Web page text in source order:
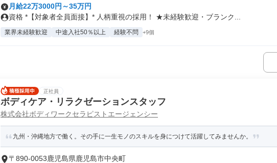
月給22万3000円～35万円
資格 *【対象者全員面接】* 人柄重視の採用！ ★未経験歓迎・ブランク...
業界未経験歓迎 中途入社50％以上 経験不問 +9個
正社員
ボディケア・リラクゼーションスタッフ
株式会社ボディワークセラピストエージェンシー
九州・沖縄地方で働く。その手に一生モノのスキルを身につけて活躍してみませんか。
〒890-0053鹿児島県鹿児島市中央町